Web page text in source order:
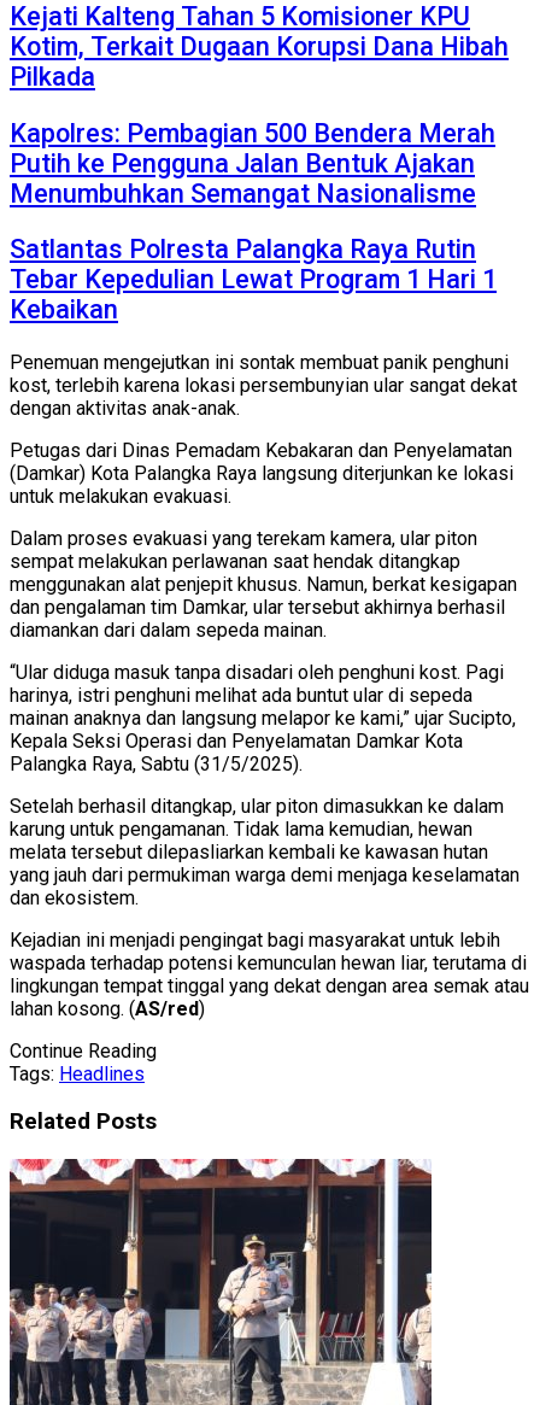
Kejati Kalteng Tahan 5 Komisioner KPU
Kotim, Terkait Dugaan Korupsi Dana Hibah
Pilkada
Kapolres: Pembagian 500 Bendera Merah
Putih ke Pengguna Jalan Bentuk Ajakan
Menumbuhkan Semangat Nasionalisme
Satlantas Polresta Palangka Raya Rutin
Tebar Kepedulian Lewat Program 1 Hari 1
Kebaikan
Penemuan mengejutkan ini sontak membuat panik penghuni
kost, terlebih karena lokasi persembunyian ular sangat dekat
dengan aktivitas anak-anak.
Petugas dari Dinas Pemadam Kebakaran dan Penyelamatan
(Damkar) Kota Palangka Raya langsung diterjunkan ke lokasi
untuk melakukan evakuasi.
Dalam proses evakuasi yang terekam kamera, ular piton
sempat melakukan perlawanan saat hendak ditangkap
menggunakan alat penjepit khusus. Namun, berkat kesigapan
dan pengalaman tim Damkar, ular tersebut akhirnya berhasil
diamankan dari dalam sepeda mainan.
“Ular diduga masuk tanpa disadari oleh penghuni kost. Pagi
harinya, istri penghuni melihat ada buntut ular di sepeda
mainan anaknya dan langsung melapor ke kami,” ujar Sucipto,
Kepala Seksi Operasi dan Penyelamatan Damkar Kota
Palangka Raya, Sabtu (31/5/2025).
Setelah berhasil ditangkap, ular piton dimasukkan ke dalam
karung untuk pengamanan. Tidak lama kemudian, hewan
melata tersebut dilepasliarkan kembali ke kawasan hutan
yang jauh dari permukiman warga demi menjaga keselamatan
dan ekosistem.
Kejadian ini menjadi pengingat bagi masyarakat untuk lebih
waspada terhadap potensi kemunculan hewan liar, terutama di
lingkungan tempat tinggal yang dekat dengan area semak atau
lahan kosong. (AS/red)
Continue Reading
Tags: Headlines
Related Posts